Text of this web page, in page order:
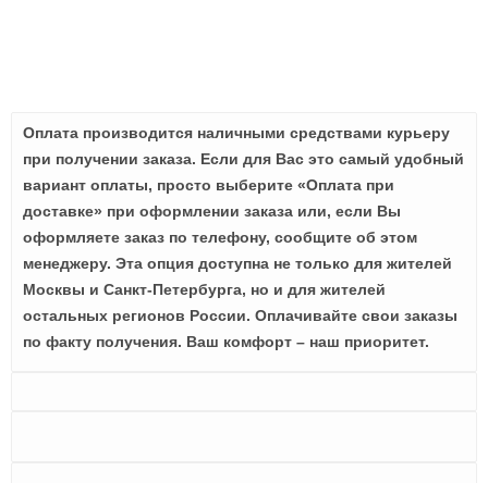
Оплата производится наличными средствами курьеру
при получении заказа. Если для Вас это самый удобный
вариант оплаты, просто выберите «Оплата при
доставке» при оформлении заказа или, если Вы
оформляете заказ по телефону, сообщите об этом
менеджеру. Эта опция доступна не только для жителей
Москвы и Санкт-Петербурга, но и для жителей
остальных регионов России. Оплачивайте свои заказы
по факту получения. Ваш комфорт – наш приоритет.